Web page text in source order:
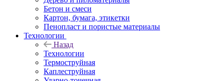
Бетон и смеси
Картон, бумага, этикетки
Пенопласт и пористые материалы
Технологии
Назад
Технологии
Термоструйная
Каплеструйная